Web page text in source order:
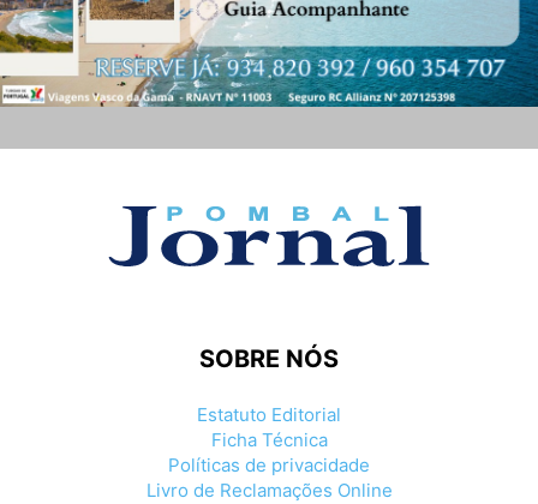
SOBRE NÓS
Estatuto Editorial
Ficha Técnica
Políticas de privacidade
Livro de Reclamações Online